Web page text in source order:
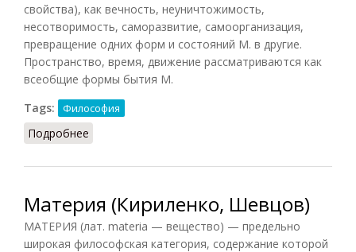
свойства), как вечность, неуничтожимость,
несотворимость, саморазвитие, самоорганизация,
превращение одних форм и состояний М. в другие.
Пространство, время, движение рассматриваются как
всеобщие формы бытия М.
Tags:
Философия
Подробнее
Материя (Кириленко, Шевцов)
МАТЕРИЯ (лат. materia — вещество) — предельно
широкая философская категория, содержание которой